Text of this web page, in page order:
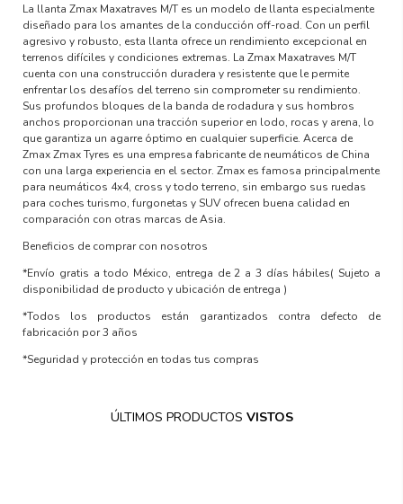
La llantaZmax Maxatraves M/T es un modelo de llanta especialmente
diseñado para los amantes de la conducción off-road. Con un perfil
agresivo y robusto, esta llanta ofrece un rendimiento excepcional en
terrenos difíciles y condiciones extremas. La Zmax Maxatraves M/T
cuenta con una construcción duradera y resistente que le permite
enfrentar los desafíos del terreno sin comprometer su rendimiento.
Sus profundos bloques de la banda de rodadura y sus hombros
anchos proporcionan una tracción superior en lodo, rocas y arena, lo
que garantiza un agarre óptimo en cualquier superficie. Acerca de
Zmax Zmax Tyres es una empresa fabricante de neumáticos de China
con una larga experiencia en el sector. Zmax es famosa principalmente
para neumáticos 4x4, cross y todo terreno, sin embargo sus ruedas
para coches turismo, furgonetas y SUV ofrecen buena calidad en
comparación con otras marcas de Asia.
Beneficios de comprar con nosotros
*Envío gratis a todo México, entrega de 2 a 3 días hábiles( Sujeto a
disponibilidad de producto y ubicación de entrega )
*Todos los productos están garantizados contra defecto de
fabricación por 3 años
*Seguridad y protección en todas tus compras
ÚLTIMOS PRODUCTOS VISTOS